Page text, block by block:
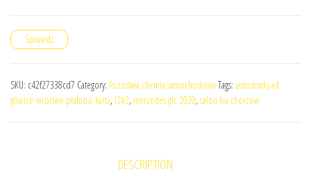
Sprawdź
SKU: c42f27338cd7 Category: Pozostała chemia samochodowa Tags: autostradą a4
gliwice-wrocław płatność kartą, l2h2, mercedes glc 2020, salon kia chorzów
DESCRIPTION